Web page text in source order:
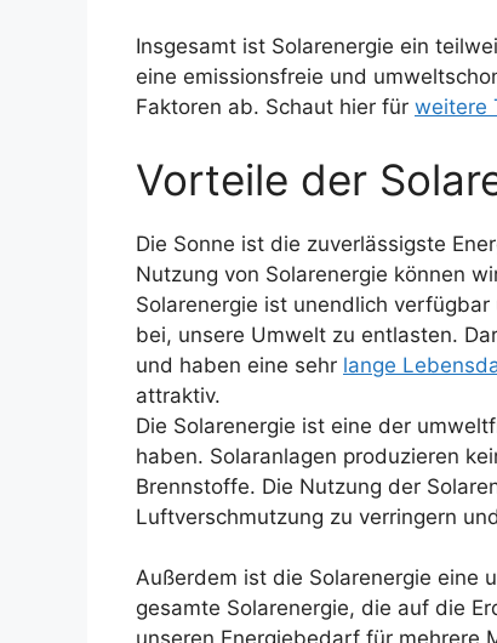
Insgesamt ist Solarenergie ein
eine emissionsfreie und
Faktoren ab. Schaut hier für weitere
Vorteile der
Die Sonne ist die zuverlässigste
Nutzung von Solarenergie können
Solarenergie ist unendlich
bei, unsere Umwelt zu entlasten.
und haben eine sehr lange
attraktiv.
Die Solarenergie ist eine der
haben. Solaranlagen produzieren
Brennstoffe. Die Nutzung der
Luftverschmutzung zu verringern
Außerdem ist die Solarenergie eine
gesamte Solarenergie, die auf die